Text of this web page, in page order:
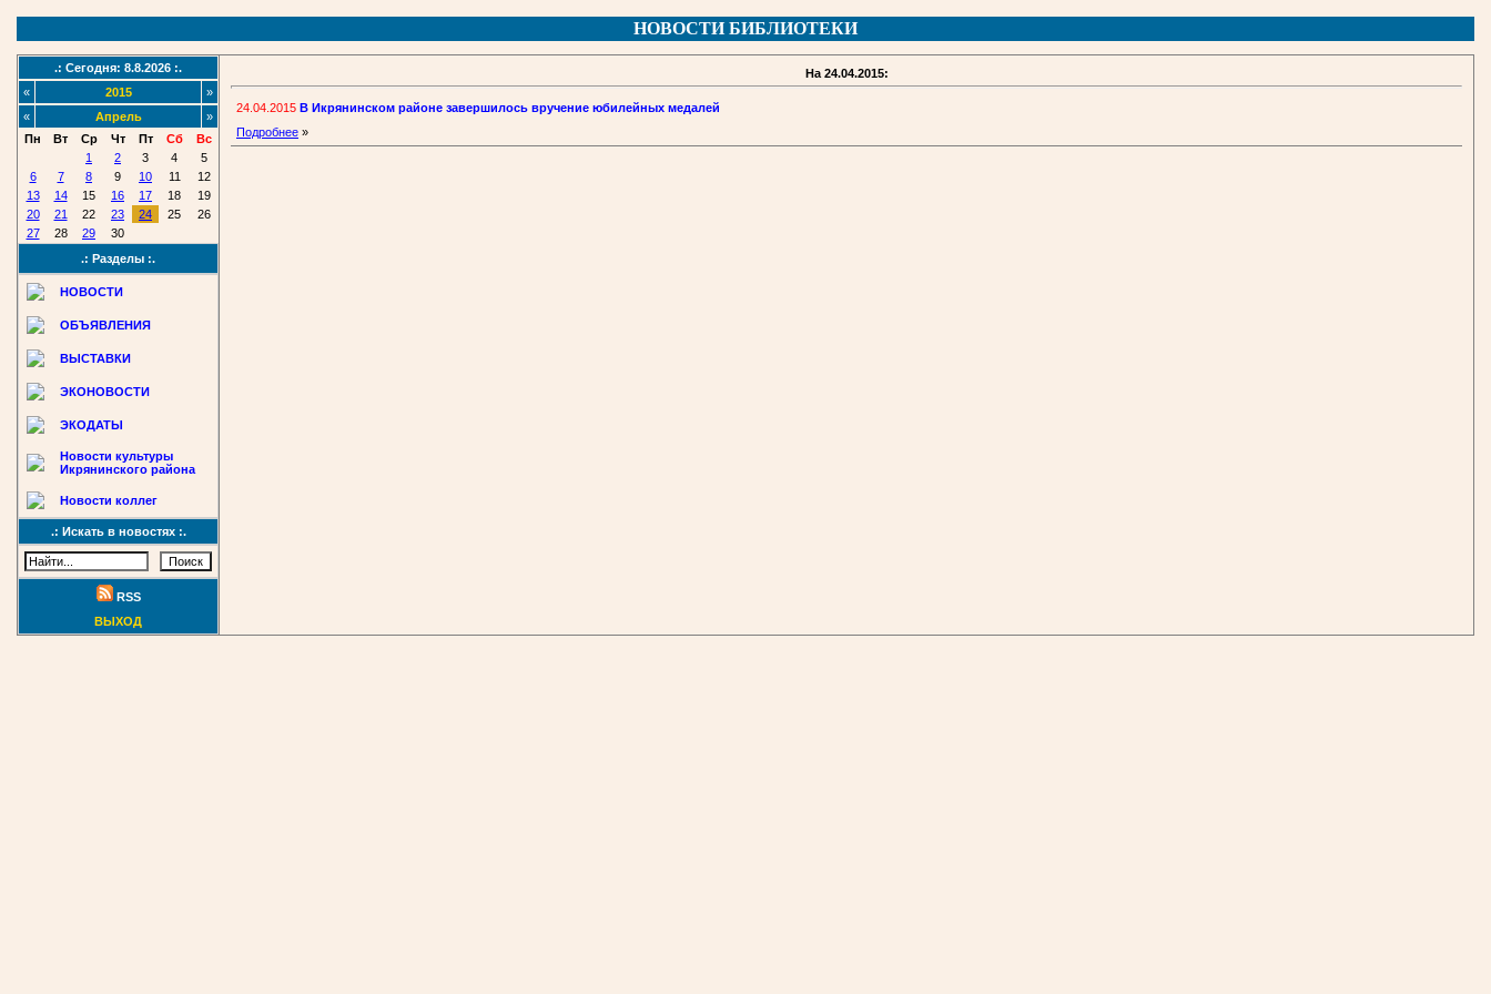
НОВОСТИ БИБЛИОТЕКИ
.: Сегодня: 8.8.2026 :.
«
2015
»
«
Апрель
»
Пн
Вт Ср Чт Пт Сб
Вс
1
2 3 4
5
6
7 8 9 10 11
12
13
14 15 16 17 18
19
20
21 22 23 24 25
26
27
28 29
30
.: Разделы :.
НОВОСТИ
ОБЪЯВЛЕНИЯ
ВЫСТАВКИ
ЭКОНОВОСТИ
ЭКОДАТЫ
Новости культуры
Икрянинского района
Новости коллег
.: Искать в новостях :.
RSS
ВЫХОД
На 24.04.2015:
24.04.2015 В Икрянинском районе завершилось вручение юбилейных медалей
Подробнее »